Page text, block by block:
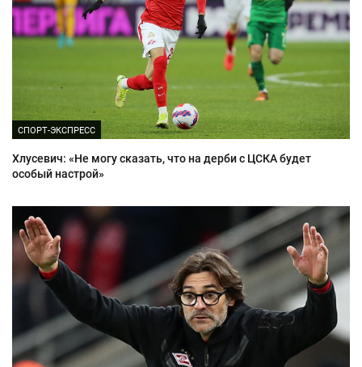
СПОРТ-ЭКСПРЕСС
Хлусевич: «Не могу сказать, что на дерби с ЦСКА будет
особый настрой»